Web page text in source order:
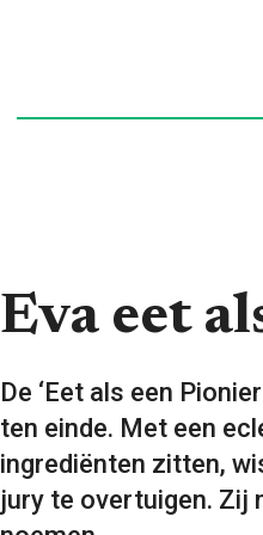
Eva eet
De ‘Eet als een
ten einde. Met een
ingrediënten zitten,
jury te overtuigen. Zij